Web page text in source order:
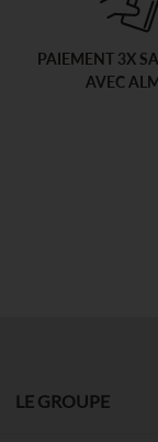
PAIEMENT 3X
AVEC
LE GROUPE